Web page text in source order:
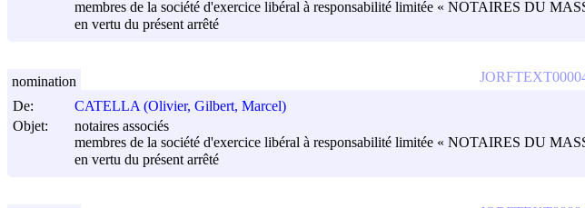
membres de la société d'exercice libéral à responsabilité limitée « NOTAIRES DU
en vertu du présent arrêté
De:
CATELLA (Olivier, Gilbert, Marcel)
Objet:
notaires associés
membres de la société d'exercice libéral à responsabilité limitée « NOTAIRES DU
en vertu du présent arrêté
nomination